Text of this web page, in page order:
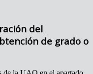
del
de grado o